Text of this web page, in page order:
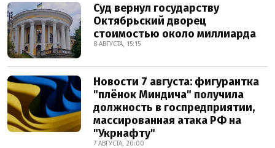
Суд вернул государству
Октябрьский дворец
стоимостью около миллиарда
8 АВГУСТА, 15:15
Новости 7 августа: фигурантка
"плёнок Миндича" получила
должность в госпредприятии,
массированная атака РФ на
"Укрнафту"
7 АВГУСТА, 20:00